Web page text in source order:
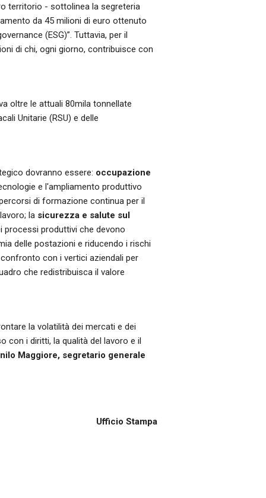
territorio - sottolinea la segreteria
da 45 milioni di euro ottenuto
(ESG)”. Tuttavia, per il
di chi, ogni giorno, contribuisce con
oltre le attuali 80mila tonnellate
Unitarie (RSU) e delle
dovranno essere: occupazione
e l'ampliamento produttivo
di formazione continua per il
la sicurezza e salute sul
processi produttivi che devono
delle postazioni e riducendo i rischi
con i vertici aziendali per
che redistribuisca il valore
la volatilità dei mercati e dei
con i diritti, la qualità del lavoro e il
Maggiore, segretario generale
Ufficio Stampa